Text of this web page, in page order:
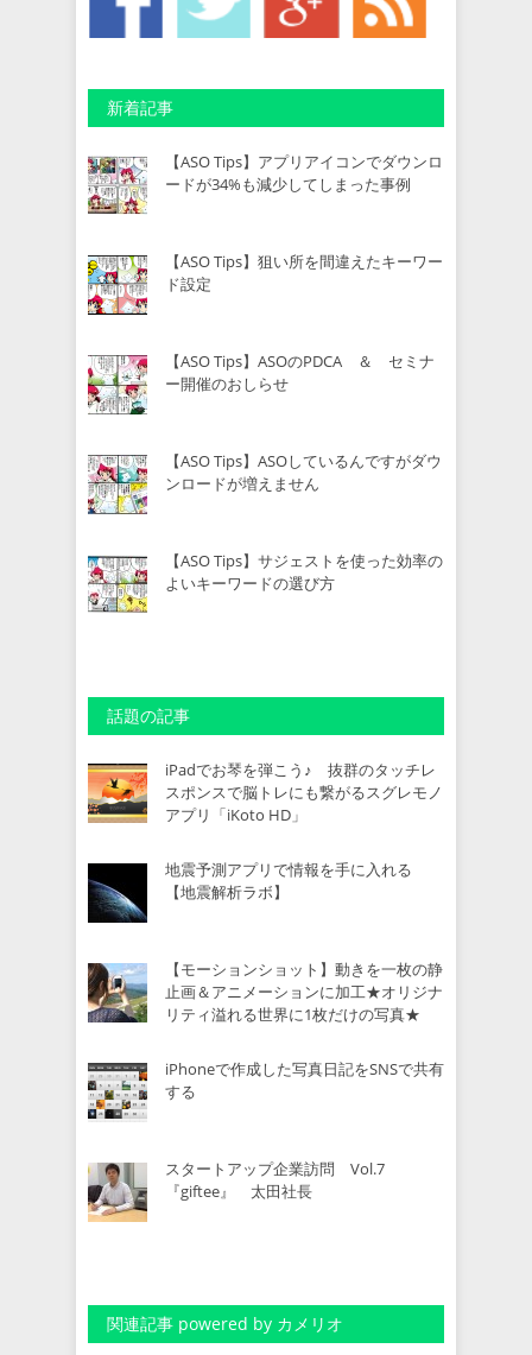
新着記事
【ASO Tips】アプリアイコンでダウンロ
ードが34%も減少してしまった事例
【ASO Tips】狙い所を間違えたキーワー
ド設定
【ASO Tips】ASOのPDCA ＆ セミナ
ー開催のおしらせ
【ASO Tips】ASOしているんですがダウ
ンロードが増えません
【ASO Tips】サジェストを使った効率の
よいキーワードの選び方
話題の記事
iPadでお琴を弾こう♪ 抜群のタッチレ
スポンスで脳トレにも繋がるスグレモノ
アプリ「iKoto HD」
地震予測アプリで情報を手に入れる
【地震解析ラボ】
【モーションショット】動きを一枚の静
止画＆アニメーションに加工★オリジナ
リティ溢れる世界に1枚だけの写真★
iPhoneで作成した写真日記をSNSで共有
する
スタートアップ企業訪問 Vol.7
『giftee』 太田社長
関連記事 powered by カメリオ